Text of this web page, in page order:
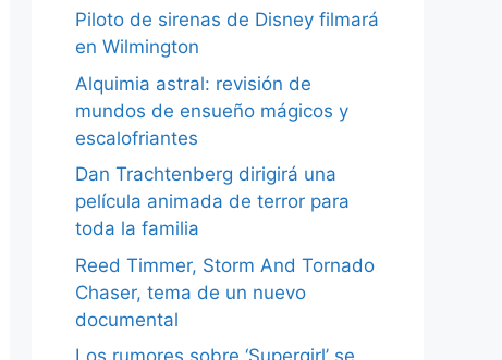
Piloto de sirenas de Disney filmará
en Wilmington
Alquimia astral: revisión de
mundos de ensueño mágicos y
escalofriantes
Dan Trachtenberg dirigirá una
película animada de terror para
toda la familia
Reed Timmer, Storm And Tornado
Chaser, tema de un nuevo
documental
Los rumores sobre ‘Supergirl’ se